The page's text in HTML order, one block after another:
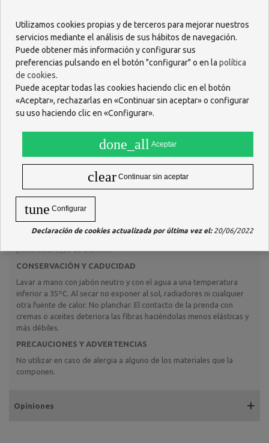
Descripción
Para lesiones de muñeca y/o pulgar.
Características
Sistema doble de ajuste: en el pulgar y muñeca.
Dos férulas que estabilizan la posición del pulgar.
Confort para la piel, la prenda es transpirable y libera humedad.
Es válida para ambas manos.
Prevención:- Tras inmovilización en lesiones traumáticas.-
Prevención si se lesiona con facilidad del pulgar.Sujeción:-
Artropatía degenerativa.
COMPOSICIÓN
Tejido elástico: 18% elastómero; 72% poliamida.Sujeciones: 100%
poliamidaFlejes de aluminio
CONSERVACIÓN Y CADUCIDAD
Lavar a mano con jabón neutro y con el agua a una temperatura
inferior a 35ºC. Al secar no exponer al sol, radiadores ni cualquier
otra fuente de calor. No planchar. El contacto de la prenda con
cremas o aceites deteriora las fibras haciéndolas menos elásticas y
más débiles.
PRECAUCIONES Y ADVERTENCIAS
No utilizar en caso de alergia a alguno de los materiales que la
componen.
Opiniones
Utilizamos cookies propias y de terceros para mejorar nuestros
servicios mediante el análisis de sus hábitos de navegación.
Puede obtener más información y configurar sus
preferencias pulsando en el botón "configurar" o en la política
de cookies.
Puede aceptar todas las cookies haciendo clic en el botón
«Aceptar», rechazarlas en «Continuar sin aceptar» o configurar
su uso haciendo clic en «Configurar».
done_all Aceptar
clear Continuar sin aceptar
tune Configurar
Declaración de cookies actualizada por última vez el:20/06/2022